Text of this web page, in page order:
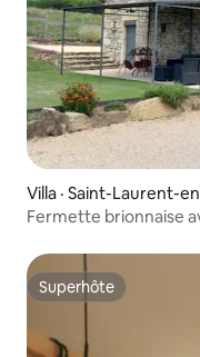
Villa · Saint-Laurent-
Fermette brionnaise
Superhôte
Superhôte